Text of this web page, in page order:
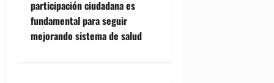
n
a
participación ciudadana es
fundamental para seguir
mejorando sistema de salud